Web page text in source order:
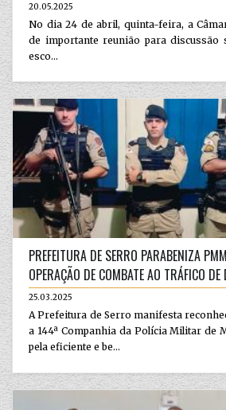
20.05.2025
No dia 24 de abril, quinta-feira, a
de importante reunião para discussão
esco...
PREFEITURA DE SERRO PARABENIZA
OPERAÇÃO DE COMBATE AO TRÁFICO
25.03.2025
A Prefeitura de Serro manifesta
a 144ª Companhia da Polícia Militar de
pela eficiente e be...